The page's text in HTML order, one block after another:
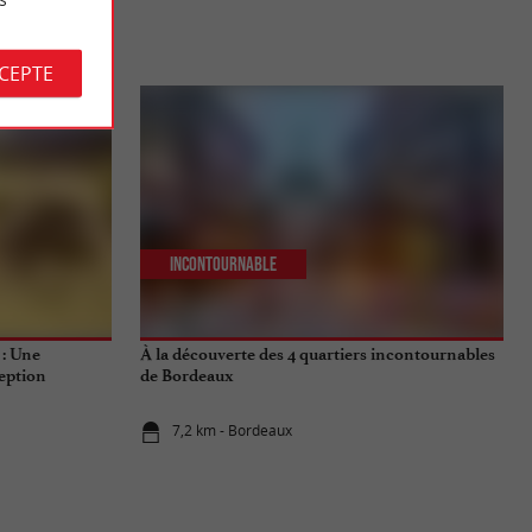
Une
À la découverte des 4 quartiers incontournables
de Bordeaux
7,2 km - Bordeaux
Incontournable